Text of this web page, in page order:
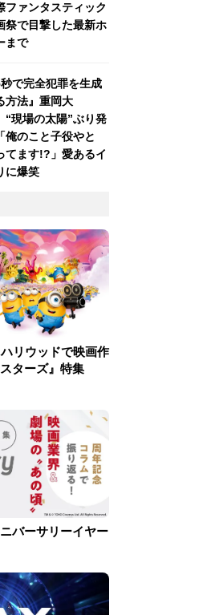
ファンタスティック
祭で目撃した最新ホ
まで
秒で完全犯罪を生成
方法』重岡大
“現場の太陽”ぶり発
俺のこと子役やと
てます!?」愛あるイ
に爆笑
リウッドで映画作
ターズ』特集
バーサリーイヤー